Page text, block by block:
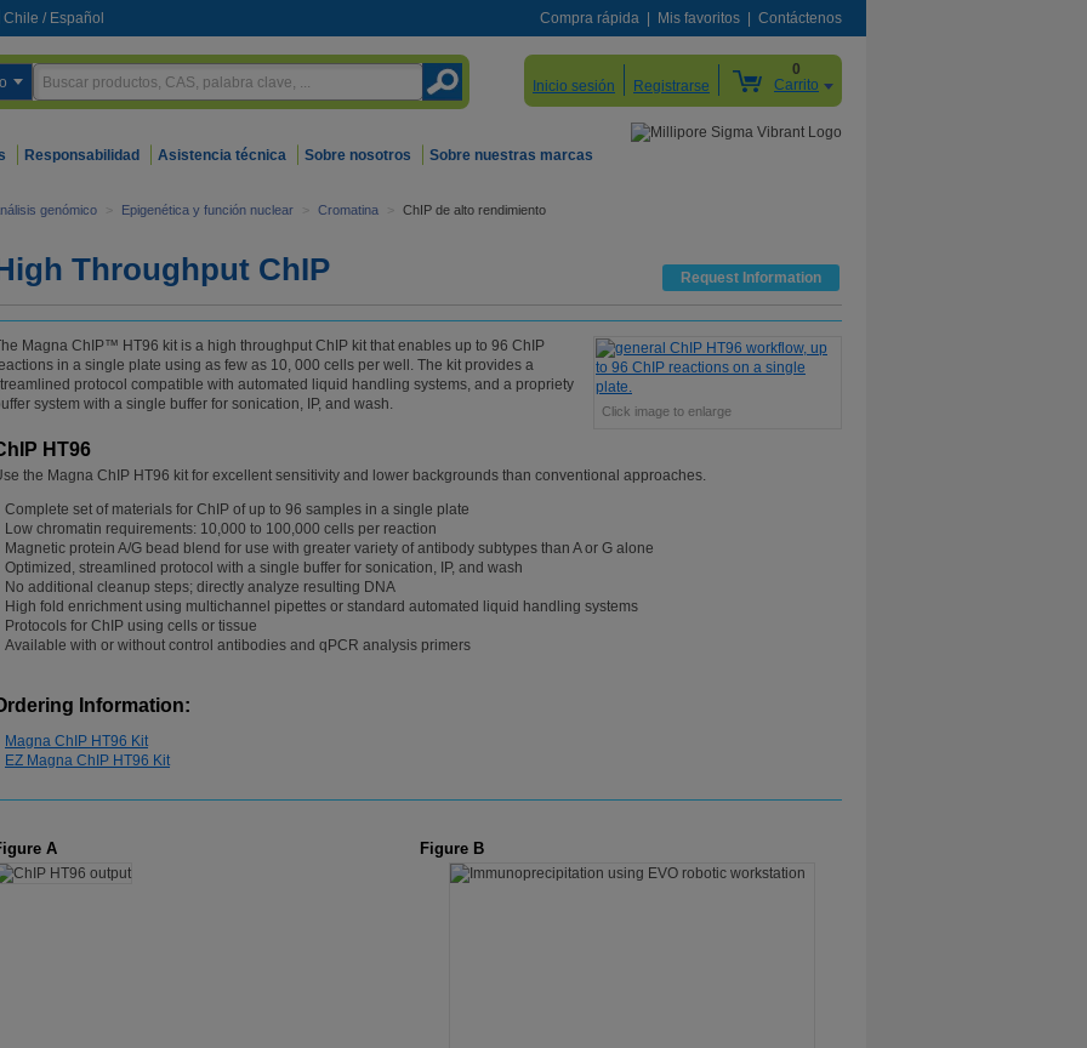
Chile / Español Compra rápida Mis favoritos Contáctenos
Inicio sesión Registrarse
0
Carrito
Responsabilidad Asistencia técnica Sobre nosotros Sobre nuestras marcas
genómico > Epigenética y función nuclear > Cromatina > ChIP de alto rendimiento
Throughput ChIP Request Information
Click image to enlarge
Magna ChIP™ HT96 kit is a high throughput ChIP kit that enables up to 96 ChIP
in a single plate using as few as 10, 000 cells per well. The kit provides a
protocol compatible with automated liquid handling systems, and a propriety
system with a single buffer for sonication, IP, and wash.
HT96
the Magna ChIP HT96 kit for excellent sensitivity and lower backgrounds than conventional approaches.
Complete set of materials for ChIP of up to 96 samples in a single plate
Low chromatin requirements: 10,000 to 100,000 cells per reaction
Magnetic protein A/G bead blend for use with greater variety of antibody subtypes than A or G alone
Optimized, streamlined protocol with a single buffer for sonication, IP, and wash
No additional cleanup steps; directly analyze resulting DNA
High fold enrichment using multichannel pipettes or standard automated liquid handling systems
Protocols for ChIP using cells or tissue
Available with or without control antibodies and qPCR analysis primers
Information:
Magna ChIP HT96 Kit
EZ Magna ChIP HT96 Kit
A Figure B